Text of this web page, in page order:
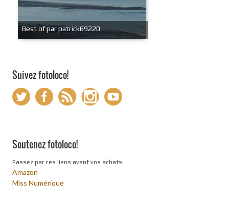
Best of par patrick69220
Suivez fotoloco!
Soutenez fotoloco!
Passez par ces liens avant vos achats:
Amazon
Miss Numérique